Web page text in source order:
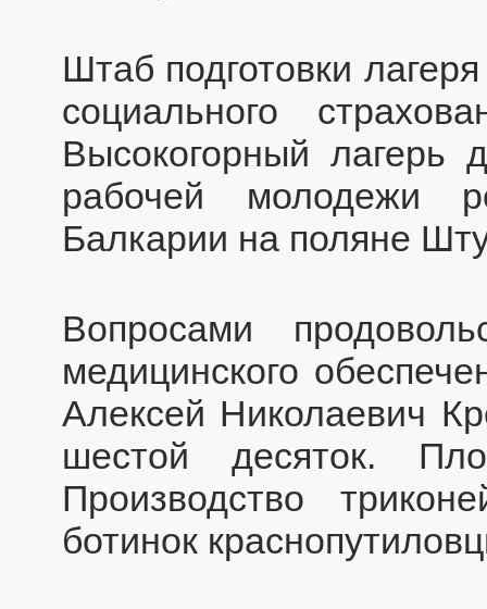
Штаб подготовки
социального
Высокогорный лагерь
рабочей молодежи
Балкарии на поляне
Вопросами
медицинского
Алексей Николаевич
шестой десяток.
Производство
ботинок